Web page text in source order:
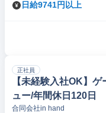
日給9741円以上
正社員
【未経験入社OK】
ュー/年間休日120日
合同会社in hand